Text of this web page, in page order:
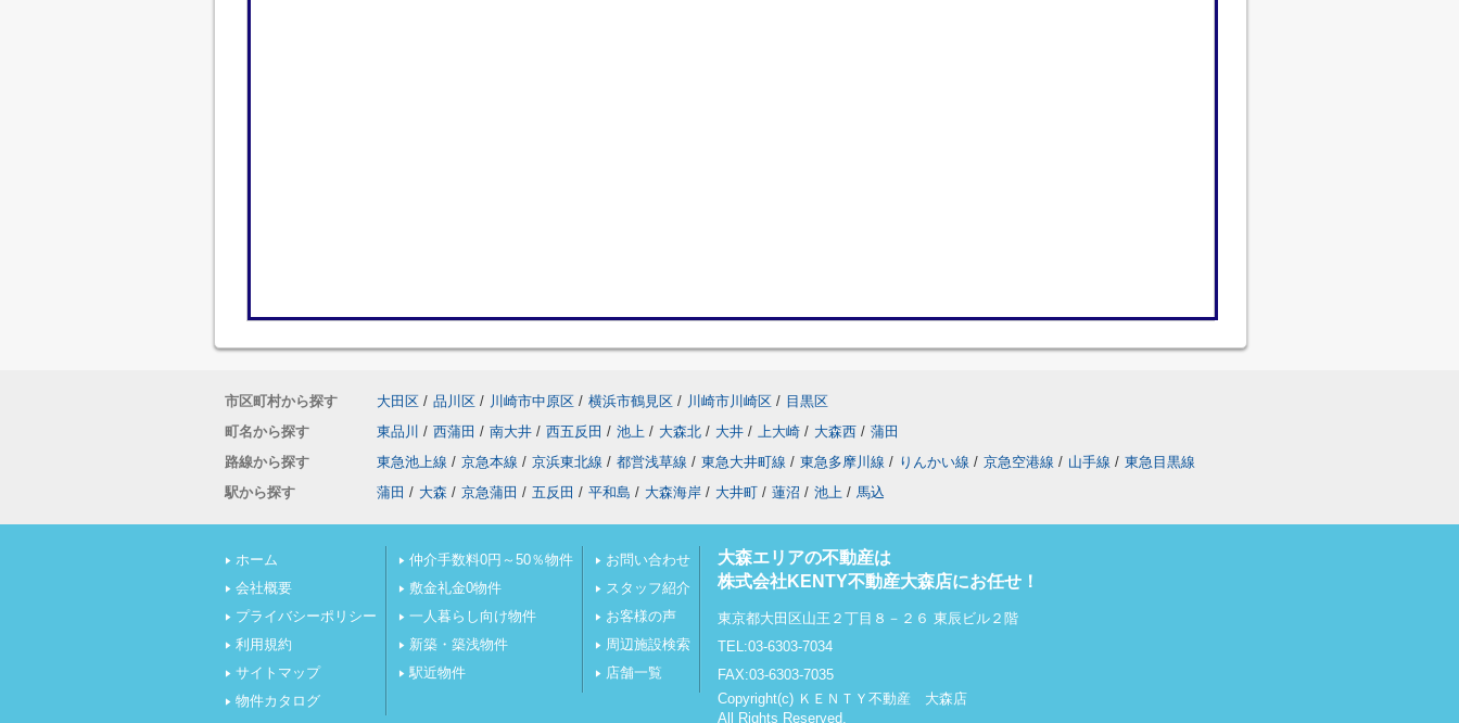
市区町村から探す 大田区 / 品川区 / 川崎市中原区 / 横浜市鶴見区 / 川崎市川崎区 / 目黒区
町名から探す
東品川 / 西蒲田 / 南大井 / 西五反田 / 池上 / 大森北 / 大井 / 上大崎 / 大森西 / 蒲田
路線から探す
東急池上線 / 京急本線 / 京浜東北線 / 都営浅草線 / 東急大井町線 / 東急多摩川線 / りんかい線 / 京急空港線 / 山手線 / 東急目黒線
駅から探す
蒲田 / 大森 / 京急蒲田 / 五反田 / 平和島 / 大森海岸 / 大井町 / 蓮沼 / 池上 / 馬込
ホーム
会社概要
プライバシーポリシー
利用規約
サイトマップ
物件カタログ
仲介手数料0円～50％物件
敷金礼金0物件
一人暮らし向け物件
新築・築浅物件
駅近物件
お問い合わせ
スタッフ紹介
お客様の声
周辺施設検索
店舗一覧
大森エリアの不動産は
株式会社KENTY不動産大森店にお任せ！
東京都大田区山王２丁目８－２６ 東辰ビル２階
TEL:03-6303-7034
FAX:03-6303-7035
Copyright(c) ＫＥＮＴＹ不動産 大森店
All Rights Reserved.